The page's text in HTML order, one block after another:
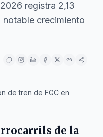
registra 2,13
notable crecimiento
de tren de FGC en
de la